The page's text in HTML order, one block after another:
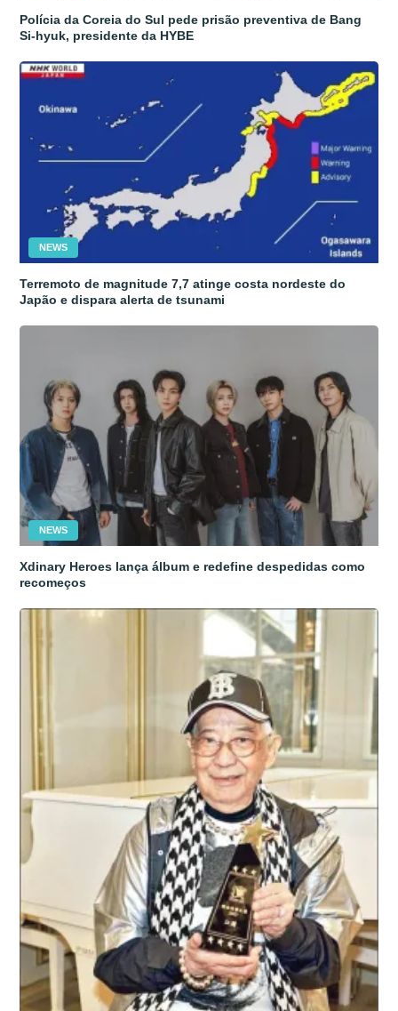
Polícia da Coreia do Sul pede prisão preventiva de Bang
Si-hyuk, presidente da HYBE
NEWS
Terremoto de magnitude 7,7 atinge costa nordeste do
Japão e dispara alerta de tsunami
NEWS
Xdinary Heroes lança álbum e redefine despedidas como
recomeços